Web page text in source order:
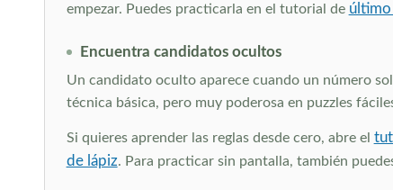
empezar. Puedes practicarla en el tutorial de
Encuentra candidatos ocultos
Un candidato oculto aparece cuando un número
técnica básica, pero muy poderosa en puzzles
Si quieres aprender las reglas desde cero, abre el
de lápiz. Para practicar sin pantalla, también